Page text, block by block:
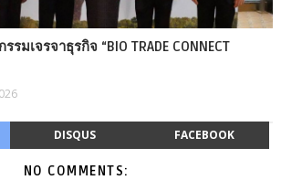
รมเจรจาธุรกิจ “BIO TRADE CONNECT
DISQUS FACEBOOK
NO COMMENTS: